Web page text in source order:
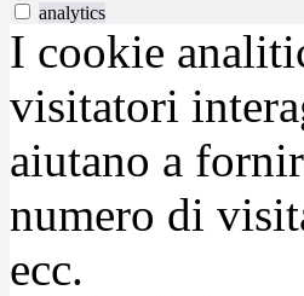
analytics
I cookie
visitatori
aiutano a
numero di
ecc.